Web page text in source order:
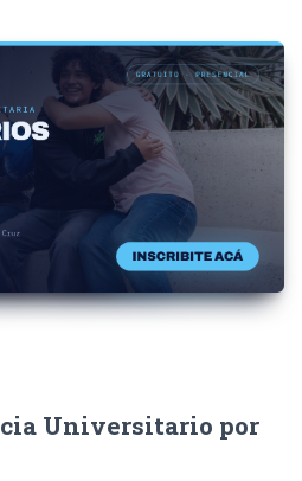
Universitario por